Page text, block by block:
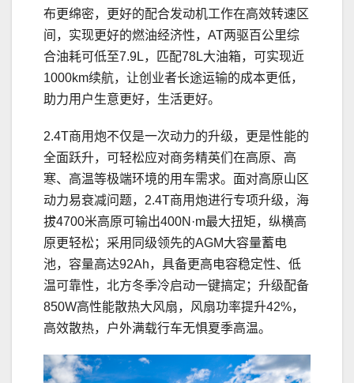
布更绵密，更好的配合发动机工作在高效转速区
间，实现更好的燃油经济性，AT两驱百公里综
合油耗可低至7.9L，匹配78L大油箱，可实现近
1000km续航，让创业者长途运输的成本更低，
助力用户生意更好，生活更好。
2.4T商用炮不仅是一次动力的升级，更是性能的
全面跃升，可轻松应对商务精英们在高原、高
寒、高温等极端环境的用车需求。面对高原山区
动力易衰减问题，2.4T商用炮进行专项升级，海
拔4700米高原可输出400N·m最大扭矩，纵横高
原更轻松；采用同级领先的AGM大容量蓄电
池，容量高达92Ah，具备更高电容稳定性、低
温可靠性，北方冬季冷启动一键搞定；升级配备
850W高性能散热大风扇，风扇功率提升42%，
高效散热，户外满载行车无惧夏季高温。